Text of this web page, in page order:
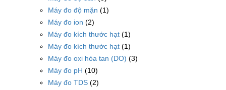
Máy đo độ mặn (1)
Máy đo ion (2)
Máy đo kích thước hạt (1)
Máy đo kích thước hạt (1)
Máy đo oxi hòa tan (DO) (3)
Máy đo pH (10)
Máy đo TDS (2)